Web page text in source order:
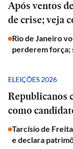
Após ventos
de crise; veja
Rio de Janeiro
perderem força;
ELEIÇÕES 2026
Republicanos
como
Tarcísio de
e declara